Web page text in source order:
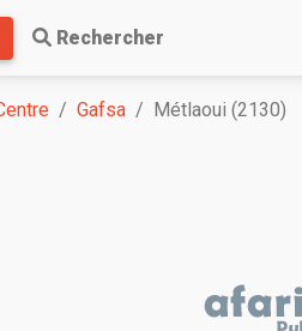
Rechercher
Gafsa Métlaoui (2130)